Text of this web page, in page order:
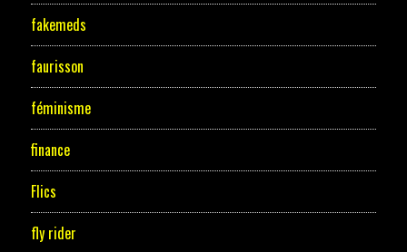
fakemeds
faurisson
féminisme
finance
Flics
fly rider